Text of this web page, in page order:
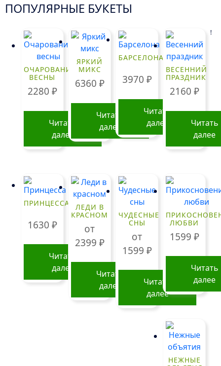
ПОПУЛЯРНЫЕ БУКЕТЫ
ОЧАРОВАНИЕ
ВЕСНЫ
2280 ₽
Читать
далее
ЯРКИЙ
МИКС
6360 ₽
Читать
далее
БАРСЕЛОНА
3970 ₽
Читать
далее
ВЕСЕННИЙ
ПРАЗДНИК
2160 ₽
Читать
далее
ПРИНЦЕССА
1630 ₽
Читать
далее
ЛЕДИ В
КРАСНОМ
от
2399 ₽
Читать
далее
ЧУДЕСНЫЕ
СНЫ
от
1599 ₽
Читать
далее
имеет
несколько
вариаций.
ЛЮБВИ
1599 ₽
Читать
далее
НЕЖНЫЕ
!